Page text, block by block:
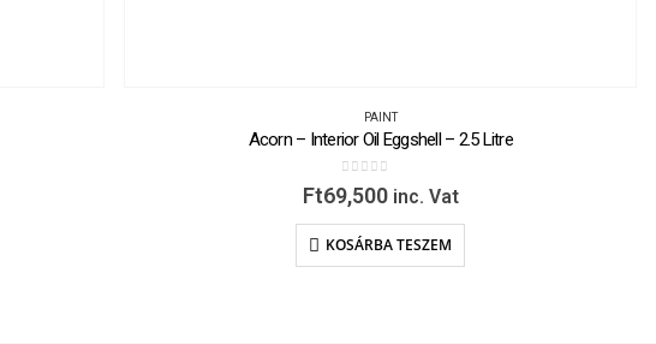
PAINT
Acorn – Interior Oil Eggshell – 2.5 Litre
0 out of 5
Ft69,500 inc. Vat
KOSÁRBA TESZEM